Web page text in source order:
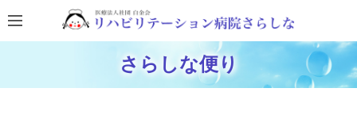
ン
ツ
ホームページに戻る
ブログTOPに戻る
さらしな便り